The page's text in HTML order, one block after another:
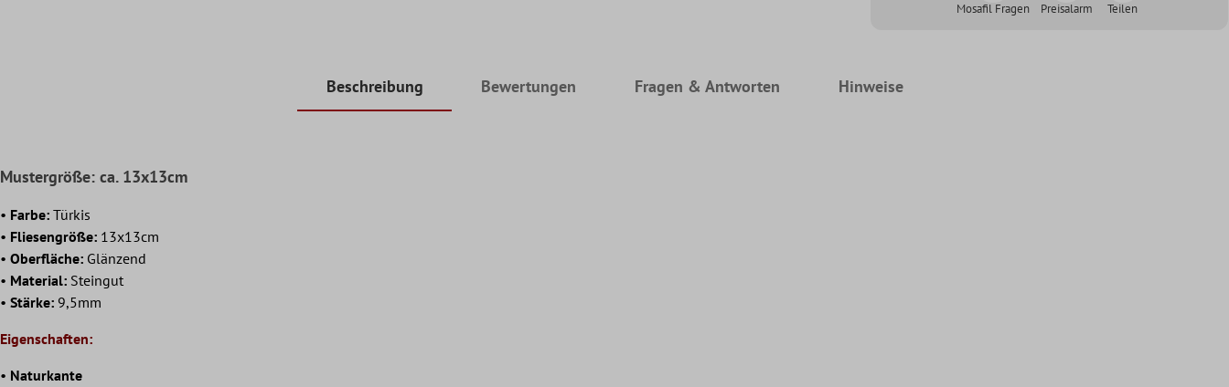
Mosafil Fragen Preisalarm Teilen
Beschreibung Bewertungen Fragen & Antworten Hinweise
Mustergröße: ca. 13x13cm
• Farbe: Türkis
• Fliesengröße: 13x13cm
• Oberfläche: Glänzend
• Material: Steingut
• Stärke: 9,5mm
Eigenschaften:
• Naturkante